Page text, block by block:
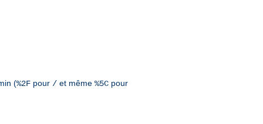
(%2F pour / et même %5C pour